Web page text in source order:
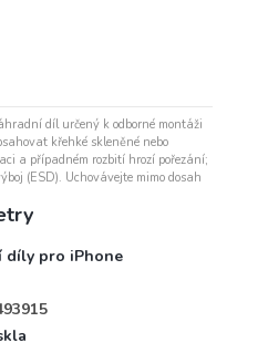
díl určený k odborné montáži
křehké skleněné nebo
a případném rozbití hrozí pořezání;
(ESD). Uchovávejte mimo dosah
díly pro iPhone